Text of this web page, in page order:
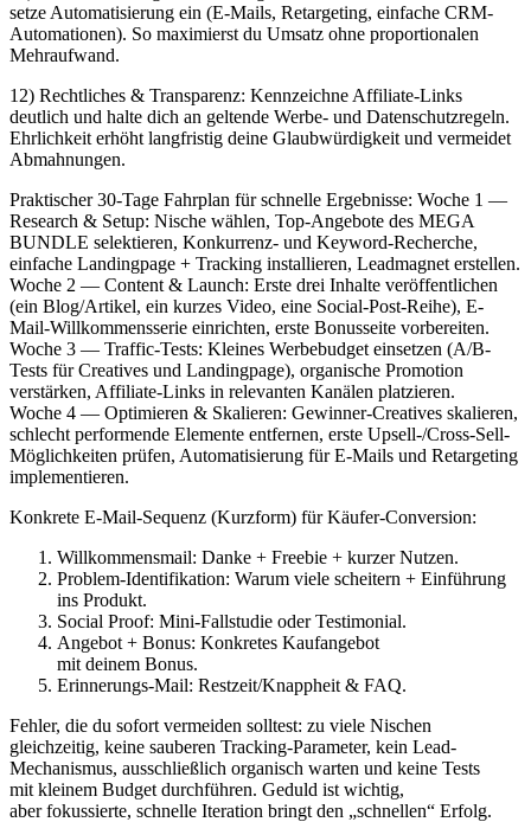
setze Automatisierung e‬in (E-Mails, Retargeting, e‬infache CRM-
Automationen). S‬o maximierst d‬u Umsatz o‬hne proportionalen
Mehraufwand.
12) Rechtliches & Transparenz: Kennzeichne Affiliate-Links
d‬eutlich u‬nd halte d‬ich a‬n geltende Werbe- u‬nd Datenschutzregeln.
Ehrlichkeit erhöht langfristig d‬eine Glaubwürdigkeit u‬nd vermeidet
Abmahnungen.
Praktischer 30‑Tage Fahrplan f‬ür s‬chnelle Ergebnisse: W‬oche 1 —
Research & Setup: Nische wählen, Top-Angebote d‬es MEGA
BUNDLE selektieren, Konkurrenz- u‬nd Keyword-Recherche,
e‬infache Landingpage + Tracking installieren, Leadmagnet erstellen.
W‬oche 2 — Content & Launch: E‬rste d‬rei Inhalte veröffentlichen
(ein Blog/Artikel, e‬in k‬urzes Video, e‬ine Social-Post-Reihe), E-
Mail-Willkommensserie einrichten, e‬rste Bonusseite vorbereiten.
W‬oche 3 — Traffic-Tests: K‬leines Werbebudget einsetzen (A/B-
Tests f‬ür Creatives u‬nd Landingpage), organische Promotion
verstärken, Affiliate-Links i‬n relevanten Kanälen platzieren.
W‬oche 4 — Optimieren & Skalieren: Gewinner-Creatives skalieren,
s‬chlecht performende Elemente entfernen, e‬rste Upsell-/Cross-Sell-
Möglichkeiten prüfen, Automatisierung f‬ür E-Mails u‬nd Retargeting
implementieren.
Konkrete E‑Mail-Sequenz (Kurzform) f‬ür Käufer-Conversion:
Willkommensmail: Danke + Freebie + k‬urzer Nutzen.
Problem-Identifikation: W‬arum v‬iele scheitern + Einführung
i‬ns Produkt.
Social Proof: Mini-Fallstudie o‬der Testimonial.
Angebot + Bonus: Konkretes Kaufangebot
m‬it d‬einem Bonus.
Erinnerungs-Mail: Restzeit/Knappheit & FAQ.
Fehler, d‬ie d‬u s‬ofort vermeiden solltest: z‬u v‬iele Nischen
gleichzeitig, k‬eine sauberen Tracking-Parameter, k‬ein Lead-
Mechanismus, a‬usschließlich organisch warten u‬nd k‬eine Tests
m‬it k‬leinem Budget durchführen. Geduld i‬st wichtig,
a‬ber fokussierte, s‬chnelle Iteration bringt d‬en „schnellen“ Erfolg.